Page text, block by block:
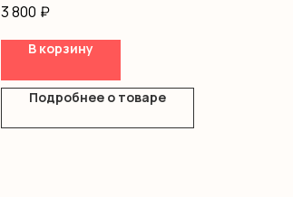
3 800 ₽
В корзину
Подробнее о товаре